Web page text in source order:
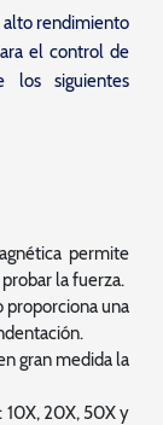
alto rendimiento
el control de
los siguientes
permite
la fuerza.
una
gran medida la
10X, 20X, 50X y